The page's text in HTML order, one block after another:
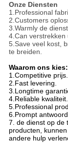
Onze Diensten
1.Professional
2.Customers
3.Warmly de
4.Can verstrekken
5.Save veel kost,
te breiden.
Waarom ons kies:
1.Competitive prijs.
2.Fast levering.
3.Longtime
4.Reliable kwaliteit.
5.Professional
6.Prompt
7. de dienst op de
producten,
andere hulp